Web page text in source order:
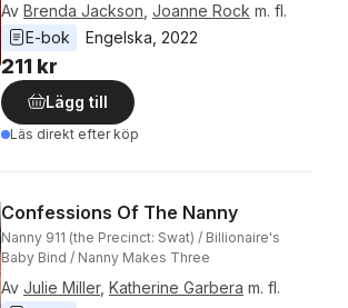
Av Brenda Jackson Joanne Rock m. fl.
E-bok
Engelska 2022
211 kr
Lägg till
Läs direkt efter köp
Confessions Of The Nanny
Nanny 911 (the Precinct: Swat) / Billionaire's
Baby Bind / Nanny Makes Three
Av Julie Miller, Katherine Garbera m. fl.